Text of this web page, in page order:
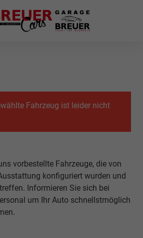
Fahrzeug ist leider nicht
vorbestellte Fahrzeuge, die von
konfiguriert wurden und
Informieren Sie sich bei
um Ihr Auto schnellstmöglich